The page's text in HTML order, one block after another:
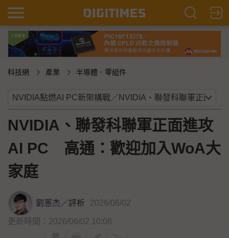
科技網 產業 半導體．零組件
NVIDIA、聯發科聯軍正面進攻
AI PC 高通：歡迎加入WoA大
家庭
劉憲杰／評析 2026/06/02
更新時間：2026/06/02 10:08